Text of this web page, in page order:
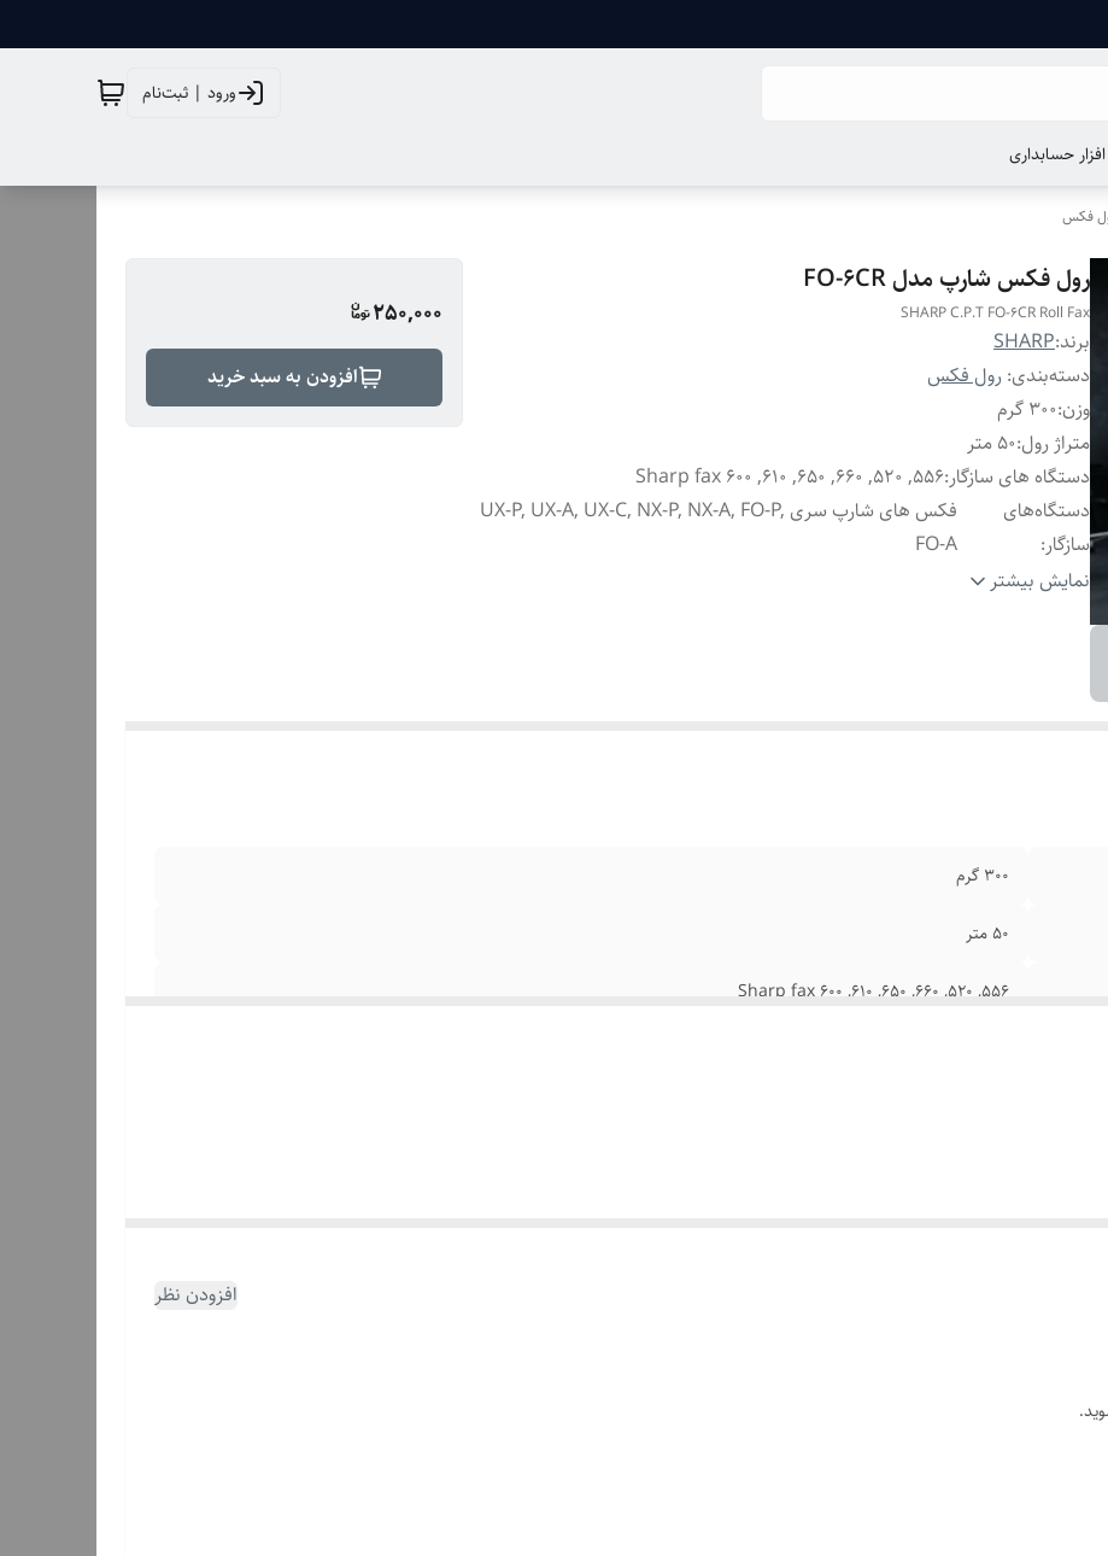
ورود | ثبت‌نام
حسابداری
فکس
رول فکس شارپ مدل FO-6CR
SHARP C.P.T FO-6CR Roll Fax
برند:SHARP
دسته‌بندی: رول فکس
وزن:300 گرم
متراژ رول:50 متر
دستگاه های سازگار:
Sharp fax 600 ,610 ,650 ,660 ,520 ,556
دستگاه‌های
سازگار:
فکس های شارپ سری UX-P, UX-A, UX-C, NX-P, NX-A, FO-P,
FO-A
تعداد رول:یک عددنمایش بیشتر
250,000
افزودن به سبد خرید
300 گرم
50 متر
Sharp fax 600 ,610 ,650 ,660 ,520 ,556
افزودن نظر